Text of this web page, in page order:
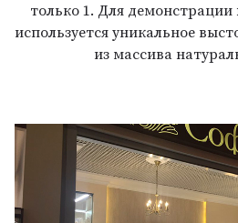
только 1. Для
используется уникальное
из массива